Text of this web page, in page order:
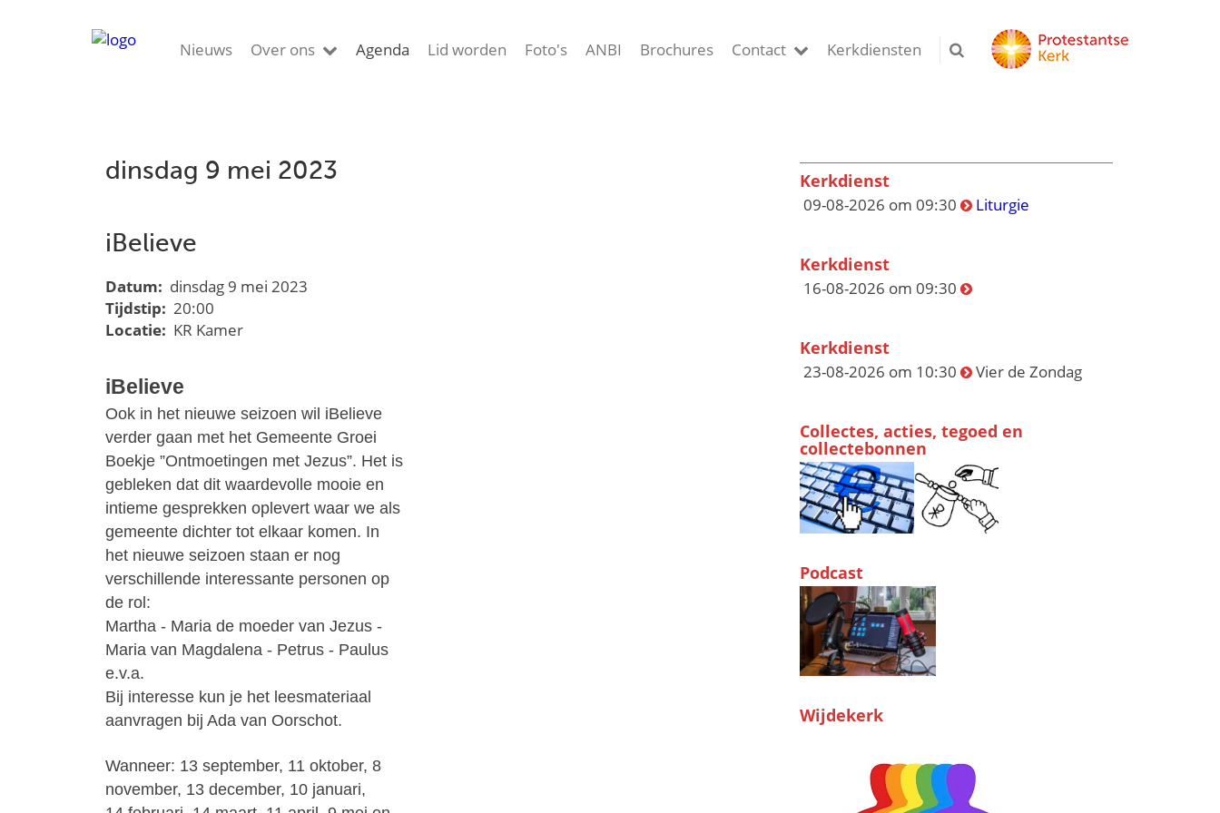
Nieuws Over ons Agenda Lid worden Foto's ANBI Brochures Contact Kerkdiensten
dinsdag 9 mei 2023
iBelieve
Datum: dinsdag 9 mei 2023
Tijdstip: 20:00
Locatie: KR Kamer
iBelieve
Ook in het nieuwe seizoen wil iBelieve
verder gaan met het Gemeente Groei
Boekje ”Ontmoetingen met Jezus”. Het is
gebleken dat dit waardevolle mooie en
intieme gesprekken oplevert waar we als
gemeente dichter tot elkaar komen. In
het nieuwe seizoen staan er nog
verschillende interessante personen op
de rol:
Martha - Maria de moeder van Jezus -
Maria van Magdalena - Petrus - Paulus
e.v.a.
Bij interesse kun je het leesmateriaal
aanvragen bij Ada van Oorschot.
Wanneer: 13 september, 11 oktober, 8
november, 13 december, 10 januari,
Kerkdienst
09-08-2026 om 09:30 Liturgie
Kerkdienst
16-08-2026 om 09:30
Kerkdienst
23-08-2026 om 10:30 Vier de Zondag
Collectes, acties, tegoed en
collectebonnen
Podcast
Wijdekerk